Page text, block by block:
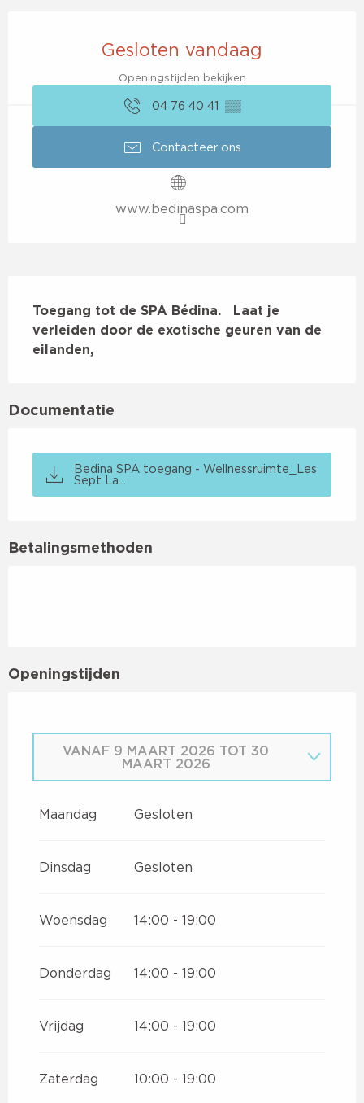
Gesloten vandaag
Openingstijden bekijken
04 76 40 41 ▒▒
Contacteer ons
www.bedinaspa.com
Toegang tot de SPA Bédina.   Laat je
verleiden door de exotische geuren van de
eilanden,
Documentatie
Bedina SPA toegang - Wellnessruimte_Les
Sept La...
Betalingsmethoden
Openingstijden
JANUARI 2026
VANAF 9 MAART 2026 TOT 30
MAART 2026
Maandag Gesloten
Dinsdag Gesloten
Woensdag 14:00 - 19:00
Donderdag 14:00 - 19:00
Vrijdag 14:00 - 19:00
Zaterdag 10:00 - 19:00